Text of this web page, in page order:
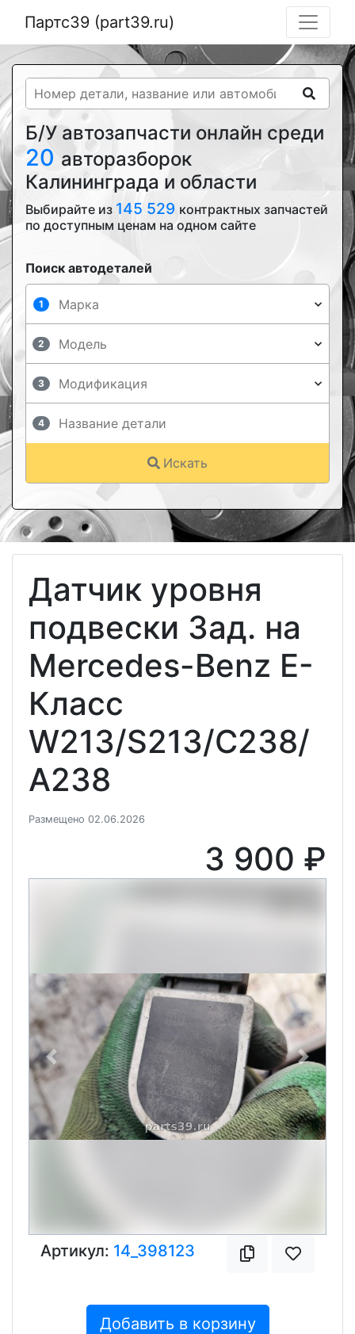
Партс39 (part39.ru)
Б/У автозапчасти онлайн среди
20 авторазборок
Калининграда и области
Выбирайте из 145 529 контрактных запчастей
по доступным ценам на одном сайте
Поиск автодеталей
1
2
3
4
Искать
Датчик уровня
подвески Зад. на
Mercedes-Benz E-
Класс
W213/S213/C238/
A238
Размещено 02.06.2026
3 900 ₽
Previous Next
Артикул: 14_398123
Добавить в корзину